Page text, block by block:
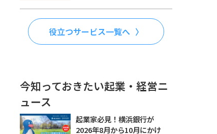
役立つサービス一覧へ
今知っておきたい起業・経営ニ
ュース
起業家必見！横浜銀行が
2026年8月から10月にかけ